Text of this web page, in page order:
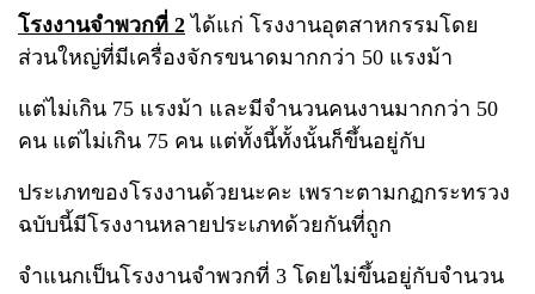
โรงงานจำพวกที่ 2 ได้แก่ โรงงานอุตสาหกรรมโดย
ส่วนใหญ่ที่มีเครื่องจักรขนาดมากกว่า 50 แรงม้า
แต่ไม่เกิน 75 แรงม้า และมีจำนวนคนงานมากกว่า 50
คน แต่ไม่เกิน 75 คน แต่ทั้งนี้ทั้งนั้นก็ขึ้นอยู่กับ
ประเภทของโรงงานด้วยนะคะ เพราะตามกฏกระทรวง
ฉบับนี้มีโรงงานหลายประเภทด้วยกันที่ถูก
จำแนกเป็นโรงงานจำพวกที่ 3 โดยไม่ขึ้นอยู่กับจำนวน